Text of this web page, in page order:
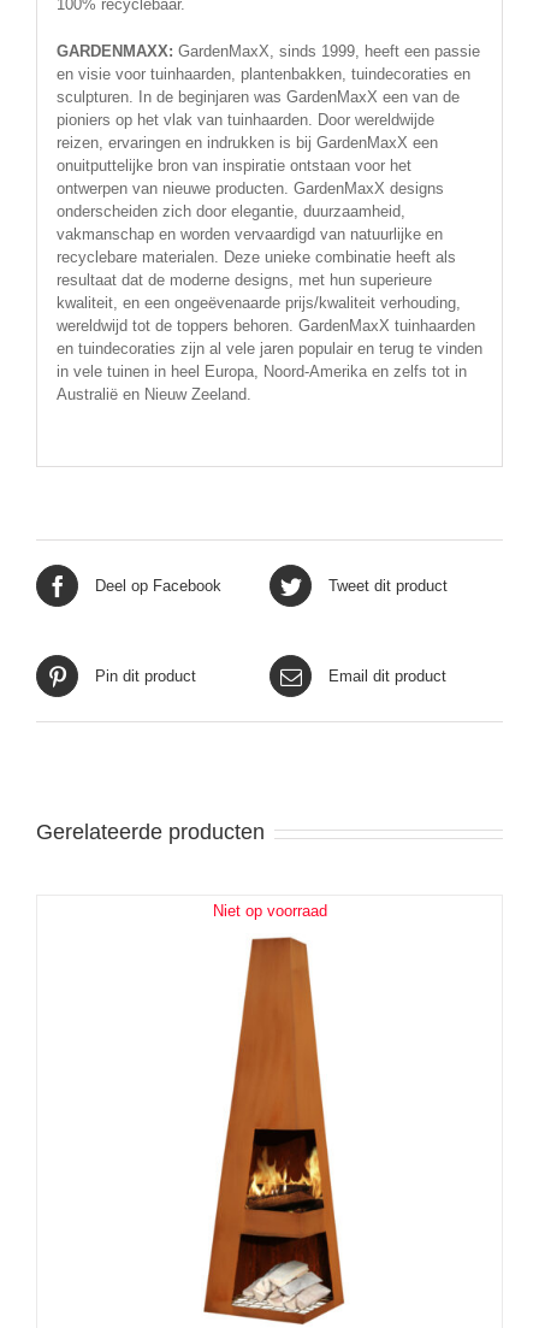
100% recyclebaar.
GARDENMAXX: GardenMaxX, sinds 1999, heeft een passie
en visie voor tuinhaarden, plantenbakken, tuindecoraties en
sculpturen. In de beginjaren was GardenMaxX een van de
pioniers op het vlak van tuinhaarden. Door wereldwijde
reizen, ervaringen en indrukken is bij GardenMaxX een
onuitputtelijke bron van inspiratie ontstaan voor het
ontwerpen van nieuwe producten. GardenMaxX designs
onderscheiden zich door elegantie, duurzaamheid,
vakmanschap en worden vervaardigd van natuurlijke en
recyclebare materialen. Deze unieke combinatie heeft als
resultaat dat de moderne designs, met hun superieure
kwaliteit, en een ongeëvenaarde prijs/kwaliteit verhouding,
wereldwijd tot de toppers behoren. GardenMaxX tuinhaarden
en tuindecoraties zijn al vele jaren populair en terug te vinden
in vele tuinen in heel Europa, Noord-Amerika en zelfs tot in
Australië en Nieuw Zeeland.
Deel op Facebook Tweet dit product
Pin dit product Email dit product
Gerelateerde producten
Niet op voorraad